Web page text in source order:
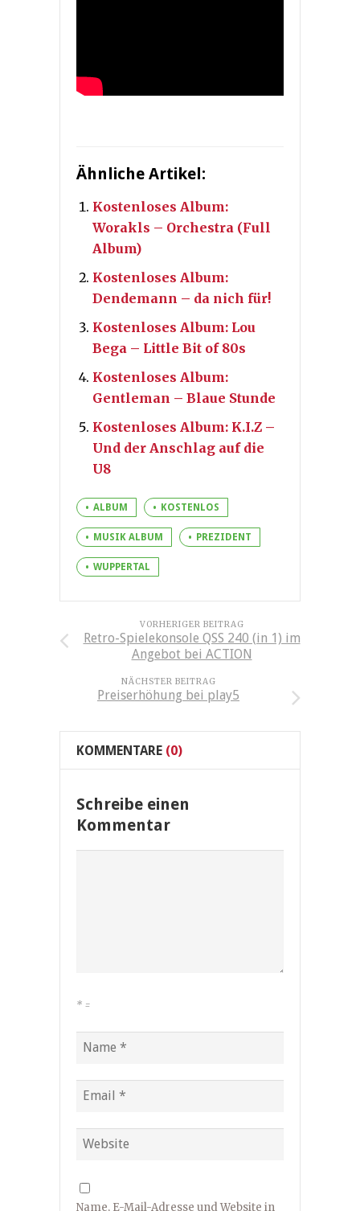
Ähnliche Artikel:
Kostenloses Album:
Worakls – Orchestra (Full
Album)
Kostenloses Album:
Dendemann – da nich für!
Kostenloses Album: Lou
Bega – Little Bit of 80s
Kostenloses Album:
Gentleman – Blaue Stunde
Kostenloses Album: K.I.Z –
Und der Anschlag auf die
U8
ALBUM KOSTENLOS
MUSIK ALBUM PREZIDENT
WUPPERTAL
VORHERIGER BEITRAG
Retro-Spielekonsole QSS 240 (in 1) im
Angebot bei ACTION
NÄCHSTER BEITRAG
Preiserhöhung bei play5
KOMMENTARE (0)
Schreibe einen
Kommentar
* =
Name, E-Mail-Adresse und Website in